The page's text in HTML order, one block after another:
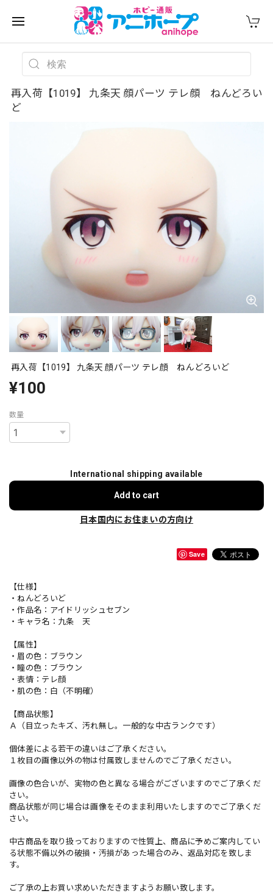
再入荷【1019】 九条天 顔パーツ テレ顔 ねんどろい
ど
再入荷【1019】 九条天 顔パーツ テレ顔 ねんどろいど
¥100
数量
International shipping available
Add to cart
日本国内にお住まいの方向け
Save
【仕様】
・ねんどろいど
・作品名：アイドリッシュセブン
・キャラ名：九条 天
【属性】
・眉の色：ブラウン
・瞳の色：ブラウン
・表情：テレ顔
・肌の色：白（不明確）
【商品状態】
Ａ（目立ったキズ、汚れ無し。一般的な中古ランクです）
個体差による若干の違いはご了承ください。
１枚目の画像以外の物は付属致しませんのでご了承ください。
画像の色合いが、実物の色と異なる場合がございますのでご了承くだ
さい。
商品状態が同じ場合は画像をそのまま利用いたしますのでご了承くだ
さい。
中古商品を取り扱っておりますので性質上、商品に予めご案内してい
る状態不備以外の破損・汚損があった場合のみ、返品対応を致しま
す。
ご了承の上お買い求めいただきますようお願い致します。